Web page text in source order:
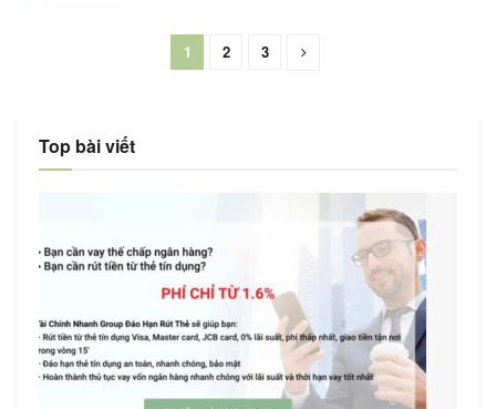
1 2 3
Top bài viết